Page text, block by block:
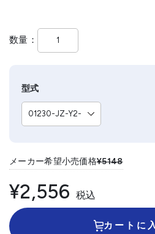
数量
型式
メーカー希望小売価格¥5148
¥2,556 税込
カートに